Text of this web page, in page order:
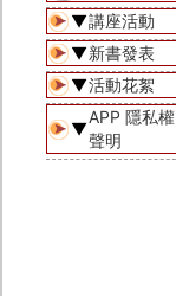
▼講座活動
▼新書發表
▼活動花絮
▼
APP 隱私權
聲明